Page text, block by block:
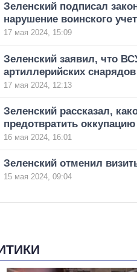
Зеленский подписал
нарушение воинского
17 мая 2024, 15:09
Зеленский заявил, что
артиллерийских снарядов
17 мая 2024, 12:13
Зеленский рассказал,
предотвратить
16 мая 2024, 16:01
Зеленский отменил
15 мая 2024, 09:04